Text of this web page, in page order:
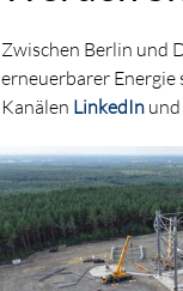
Zwischen Berlin und
erneuerbarer Energie
Kanälen LinkedIn und